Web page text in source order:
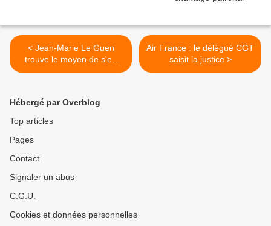
< Jean-Marie Le Guen
trouve le moyen de s'en
prendre à la CGT en
Air France : le délégué CGT
saisit la justice >
Hébergé par Overblog
Top articles
Pages
Contact
Signaler un abus
C.G.U.
Cookies et données personnelles